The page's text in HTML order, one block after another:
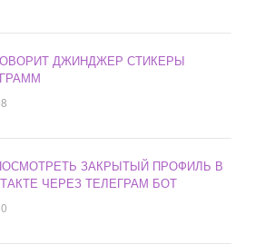
ДЖИНДЖЕР СТИКЕРЫ
ЗАКРЫТЫЙ ПРОФИЛЬ В
ЧЕРЕЗ ТЕЛЕГРАМ БОТ